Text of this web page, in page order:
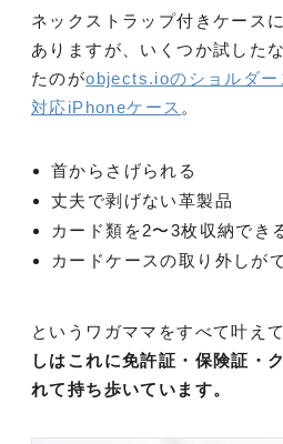
ネックストラップ付きケース
ありますが、いくつか試した
たのがobjects.ioのショルダ
対応iPhoneケース 。
首からさげられる
丈夫で剥げない革製品
カード類を2〜3枚収納でき
カードケースの取り外しが
というワガママをすべて叶え
しはこれに免許証・保険証・
れて持ち歩いています。